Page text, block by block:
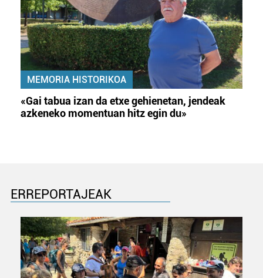
MEMORIA HISTORIKOA
«Gai tabua izan da etxe gehienetan, jendeak
azkeneko momentuan hitz egin du»
ERREPORTAJEAK